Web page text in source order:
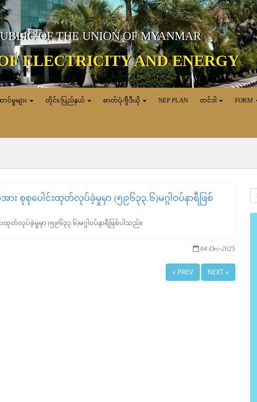
OF THE UNION OF MYANMAR
ELECTRICITY AND ENERGY
င်မှုများ တိုင်း/ပြည်နယ် ဓာတ်ပုံ/ဗွီဒီယို NEP PLAN တင်ဒါ FORM
း စုစုပေါင်းထုတ်လုပ်ခဲ့မှုမှာ (၅၉၆၃၃.၆)မဂ္ဂါဝပ်နာရီဖြစ်
ထုတ်လုပ်ခဲ့မှုမှာ (၅၉၆၃၃.၆)မဂ္ဂါဝပ်နာရီဖြစ်ပါသည်။
04-Dec-2025
« PREV NEXT »